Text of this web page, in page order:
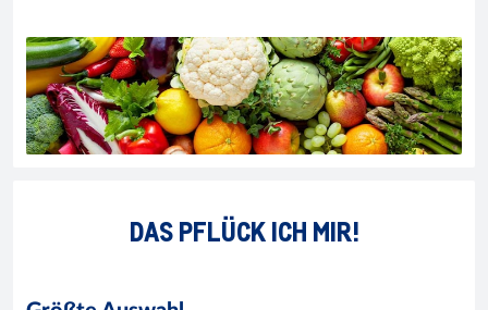
DAS PFLÜCK ICH MIR!